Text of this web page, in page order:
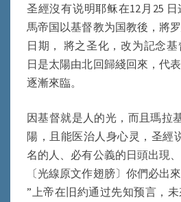
愛
圣經沒有说明耶稣在12月25
馬帝国以基督教为国教後，將
日期， 將之圣化，改为記念
日是太陽由北回歸綫回來，代
逐漸來臨。
因基督就是人的光，而且瑪拉
陽，且能医治人身心灵，圣經
名的人、必有公義的日頭出現
〔光線原文作翅膀〕你們必出
”上帝在旧約通过先知预言，